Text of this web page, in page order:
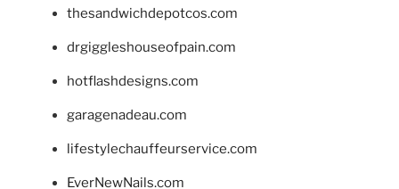
thesandwichdepotcos.com
drgiggleshouseofpain.com
hotflashdesigns.com
garagenadeau.com
lifestylechauffeurservice.com
EverNewNails.com